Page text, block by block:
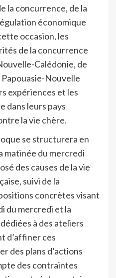
la concurrence, de la
économique
occasion, les
de la concurrence
Calédonie, de
Nouvelle
expériences et les
dans leurs pays
la vie chère.
se structurera en
matinée du mercredi
des causes de la vie
suivi de la
concrètes visant
du mercredi et la
à des ateliers
d’affiner ces
des plans d’actions
des contraintes